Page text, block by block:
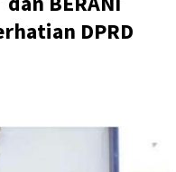
DPRD